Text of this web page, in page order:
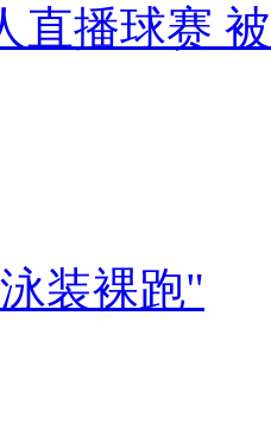
直播球赛
装裸跑"